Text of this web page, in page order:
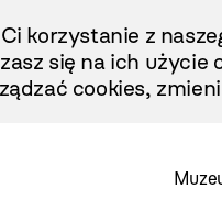
korzystanie z
się na ich użycie
cookies,